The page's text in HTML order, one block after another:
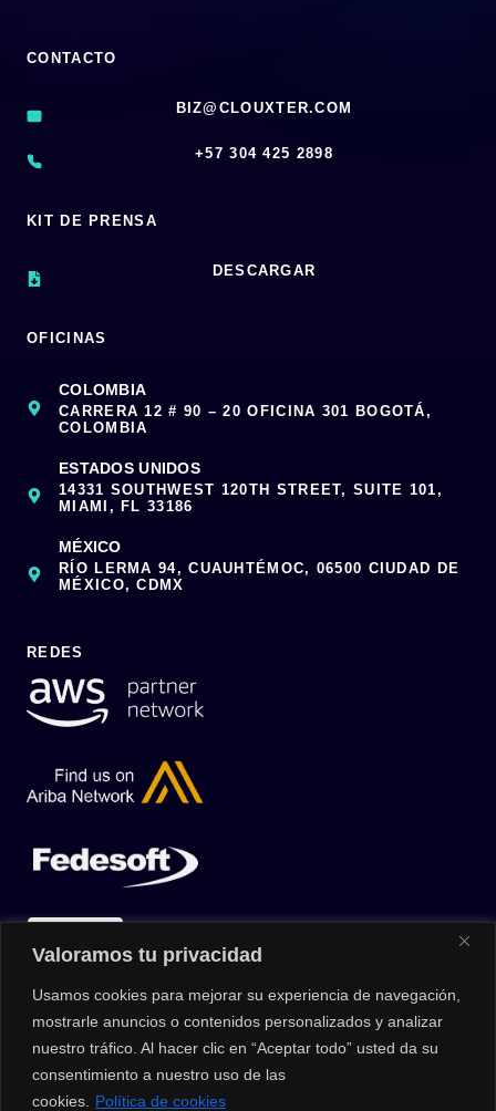
Valoramos tu privacidad
Usamos cookies para mejorar su experiencia de navegación,
mostrarle anuncios o contenidos personalizados y analizar
nuestro tráfico. Al hacer clic en “Aceptar todo” usted da su
consentimiento a nuestro uso de las
cookies.
Política de cookies
CONTACTO
BIZ@CLOUXTER.COM
‪+57 304 425 2898
KIT DE PRENSA
DESCARGAR
OFICINAS
COLOMBIA
CARRERA 12 # 90 – 20 OFICINA 301 BOGOTÁ,
COLOMBIA
ESTADOS UNIDOS
14331 SOUTHWEST 120TH STREET, SUITE 101,
MIAMI, FL 33186
MÉXICO
RÍO LERMA 94, CUAUHTÉMOC, 06500 CIUDAD DE
MÉXICO, CDMX
REDES